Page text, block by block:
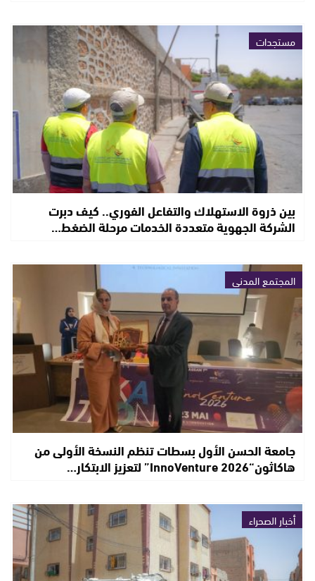
مستجدات
بين ذروة الاستهلاك والتفاعل الفوري.. كيف دبرت
الشركة الجهوية متعددة الخدمات مرحلة الضغط…
المجتمع المدني
جامعة الحسن الأول بسطات تنظم النسخة الأولى من
هاكاثون“InnoVenture 2026” لتعزيز الابتكار…
أخبار الصحراء